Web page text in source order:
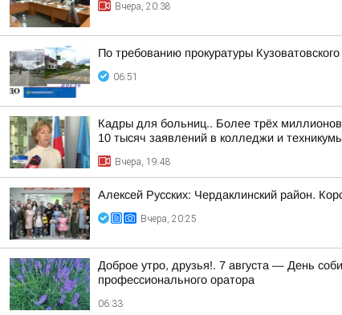
Вчера, 20:38
По требованию прокуратуры
06:51
Кадры для больниц.. Более трёх
10 тысяч заявлений в колледжи и
Вчера, 19:48
Алексей Русских: Чердаклинский район.
Вчера, 20:25
Доброе утро, друзья!. 7 августа — День
профессионального оратора
06:33